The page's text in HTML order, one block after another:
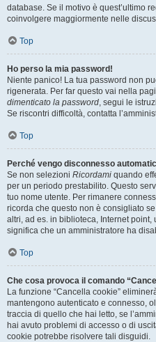
database. Se il motivo è quest’ultimo
coinvolgere maggiormente nelle
Top
Ho perso la mia password!
Niente panico! La tua password non
rigenerata. Per far questo vai nella
dimenticato la password, segui le
Se riscontri difficoltà, contatta
Top
Perché vengo disconnesso
Se non selezioni Ricordami quando
per un periodo prestabilito. Questo
tuo nome utente. Per rimanere
ricorda che questo non è consigliato
altri, ad es. in biblioteca, Internet
significa che un amministratore ha
Top
Che cosa provoca il comando
La funzione “Cancella cookie”
mantengono autenticato e connesso,
traccia di quello che hai letto, se
hai avuto problemi di accesso o di
cookie potrebbe risolvere tali disguidi.